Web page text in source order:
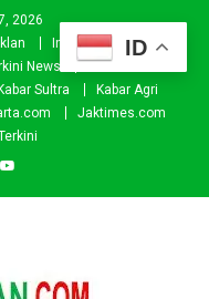
2026
Investor
Donasi
News
Kabar.id
Kabar Sultra
Kabar Agri
Jaktimes.com
ID